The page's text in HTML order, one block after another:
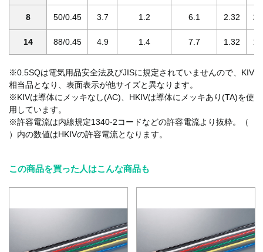
8 50/0.45 3.7 1.2 6.1 2.32
14 88/0.45 4.9 1.4 7.7 1.32
※0.5SQは電気用品安全法及びJISに規定されていませんので、KIV
相当品となり、表面表示が他サイズと異なります。
※KIVは導体にメッキなし(AC)、HKIVは導体にメッキあり(TA)を使
用しています。
※許容電流は内線規定1340-2コードなどの許容電流より抜粋。（
）内の数値はHKIVの許容電流となります。
この商品を買った人はこんな商品も